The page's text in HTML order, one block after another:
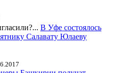
В Уфе состоялось
Салавату Юлаеву